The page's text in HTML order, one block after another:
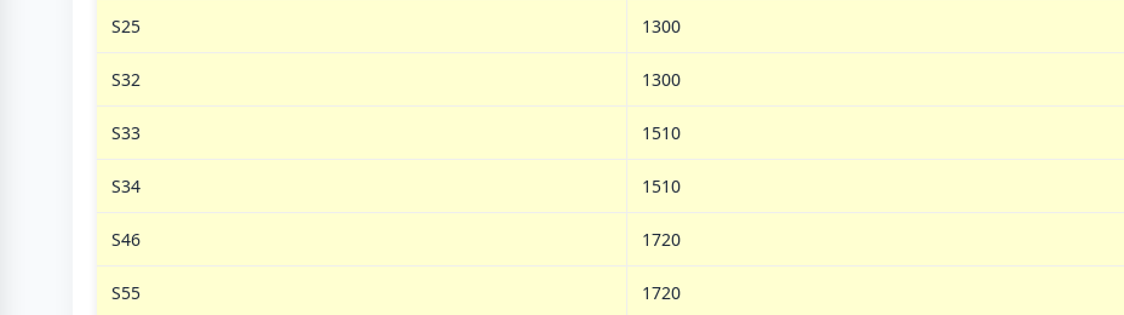
S25 1300
S32 1300
S33 1510
S34 1510
S46 1720
S55 1720